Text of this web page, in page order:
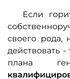
Если
своего рода,
действовать
плана